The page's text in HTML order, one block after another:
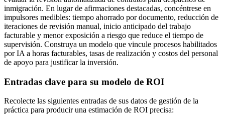
inmigración. En lugar de afirmaciones destacadas, concéntrese en
impulsores medibles: tiempo ahorrado por documento, reducción de
iteraciones de revisión manual, inicio anticipado del trabajo
facturable y menor exposición a riesgo que reduce el tiempo de
supervisión. Construya un modelo que vincule procesos habilitados
por IA a horas facturables, tasas de realización y costos del personal
de apoyo para justificar la inversión.
Entradas clave para su modelo de ROI
Recolecte las siguientes entradas de sus datos de gestión de la
práctica para producir una estimación de ROI precisa: